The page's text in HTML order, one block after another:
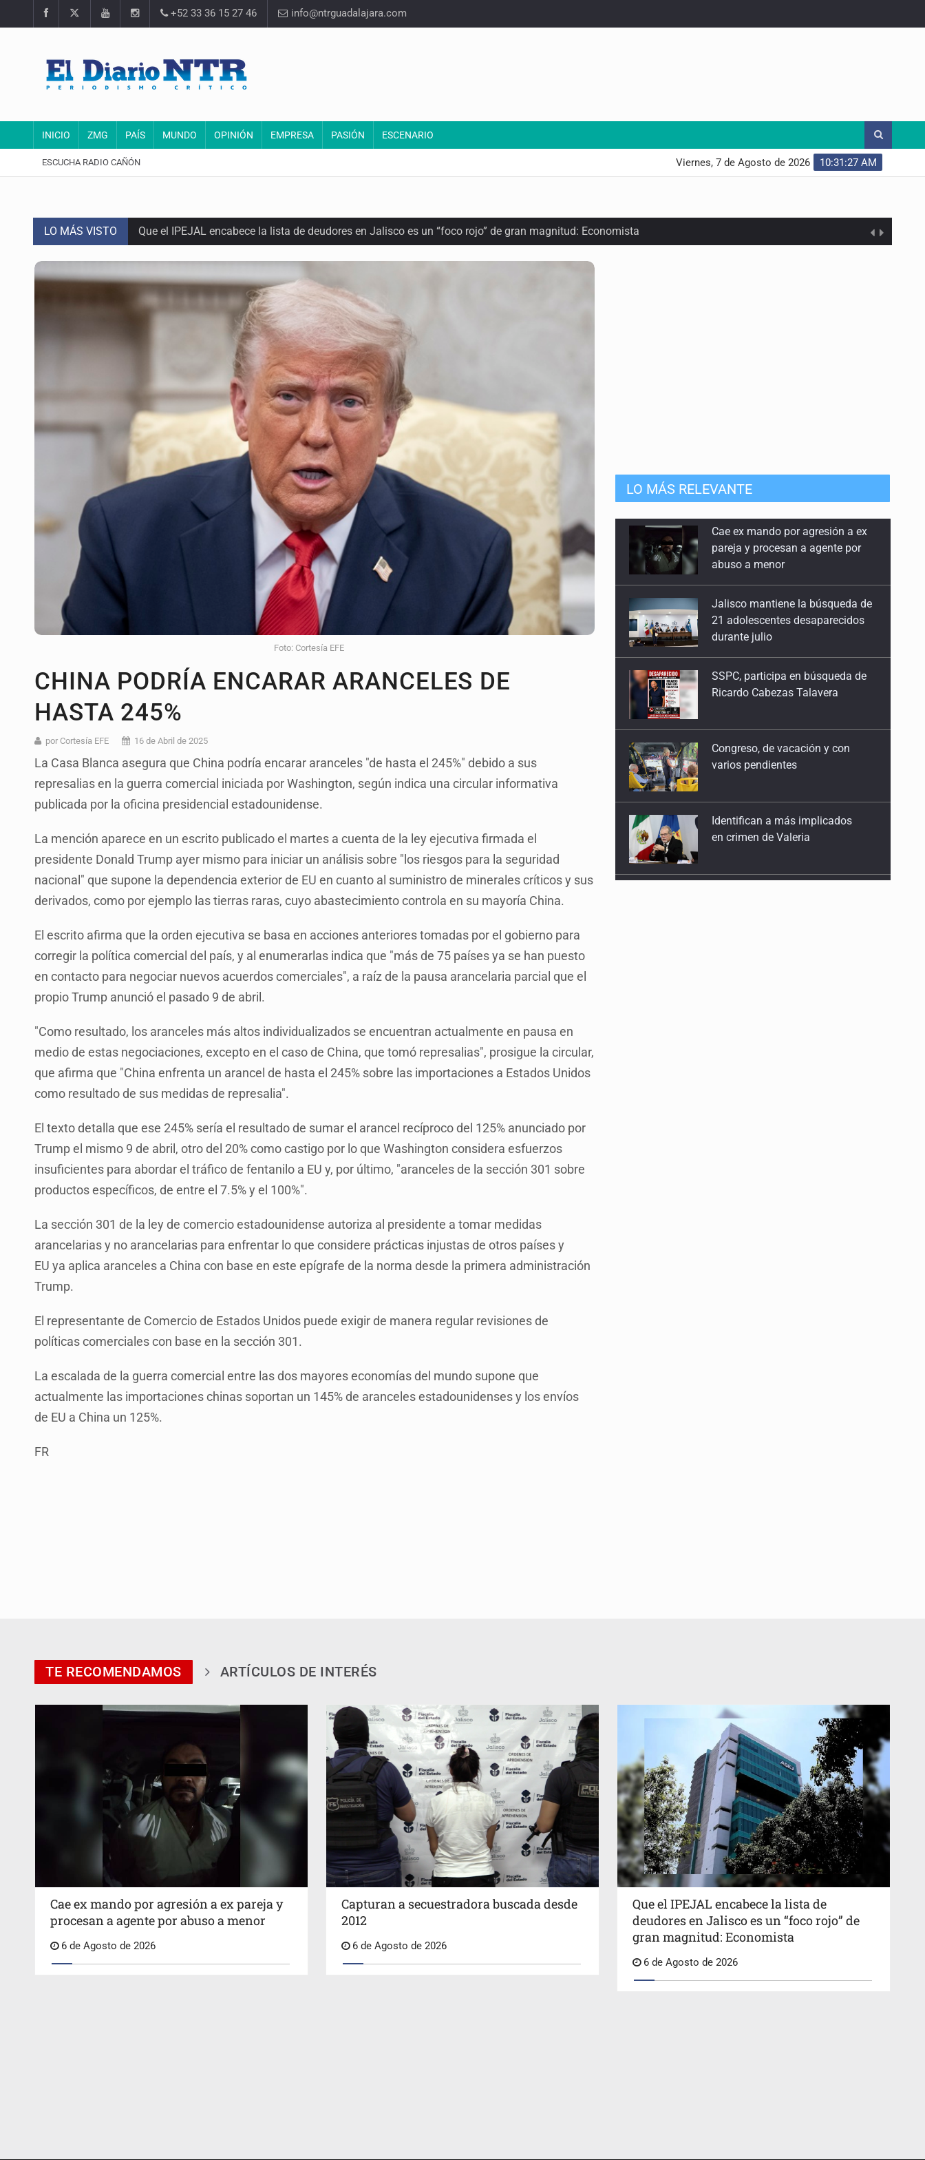
+52 33 36 15 27 46 info@ntrguadalajara.com
INICIO ZMG PAÍS MUNDO OPINIÓN EMPRESA PASIÓN ESCENARIO
ESCUCHA RADIO CAÑÓN 10:31:28 AM
Viernes, 7 de Agosto de 2026
LO MÁS VISTO Que el IPEJAL encabece la lista de deudores en Jalisco es un “foco rojo” de gran magnitud: Economista
Critican inoperancia de la ASEJ para recuperar fondos públicos
Catean centro de fraudes inmobiliarios en Zapopan
Ex policía es detenido por agresión y amenzas contra su pareja
Vecinos de Mirador de San Isidro denuncian tala; IJALVI lo niega
Reporta 627 acciones tras inundación en Balcones de Oblatos
SSPC, participa en búsqueda de Ricardo Cabezas Talavera
Proponen consulta popular por desarrollo de vivienda en Mirador de San Isidro
Identifican a más implicados en crimen de Valeria
Capturan a secuestradora buscada desde 2012
Foto: Cortesía EFE
CHINA PODRÍA ENCARAR ARANCELES DE
HASTA 245%
por Cortesía EFE 16 de Abril de 2025
La Casa Blanca asegura que China podría encarar aranceles "de hasta el 245%" debido a sus
represalias en la guerra comercial iniciada por Washington, según indica una circular informativa
publicada por la oficina presidencial estadounidense.
La mención aparece en un escrito publicado el martes a cuenta de la ley ejecutiva firmada el
presidente Donald Trump ayer mismo para iniciar un análisis sobre "los riesgos para la seguridad
nacional" que supone la dependencia exterior de EU en cuanto al suministro de minerales críticos y sus
derivados, como por ejemplo las tierras raras, cuyo abastecimiento controla en su mayoría China.
El escrito afirma que la orden ejecutiva se basa en acciones anteriores tomadas por el gobierno para
corregir la política comercial del país, y al enumerarlas indica que "más de 75 países ya se han puesto
en contacto para negociar nuevos acuerdos comerciales", a raíz de la pausa arancelaria parcial que el
propio Trump anunció el pasado 9 de abril.
"Como resultado, los aranceles más altos individualizados se encuentran actualmente en pausa en
medio de estas negociaciones, excepto en el caso de China, que tomó represalias", prosigue la circular,
que afirma que "China enfrenta un arancel de hasta el 245% sobre las importaciones a Estados Unidos
como resultado de sus medidas de represalia".
El texto detalla que ese 245% sería el resultado de sumar el arancel recíproco del 125% anunciado por
Trump el mismo 9 de abril, otro del 20% como castigo por lo que Washington considera esfuerzos
insuficientes para abordar el tráfico de fentanilo a EU y, por último, "aranceles de la sección 301 sobre
productos específicos, de entre el 7.5% y el 100%".
La sección 301 de la ley de comercio estadounidense autoriza al presidente a tomar medidas
arancelarias y no arancelarias para enfrentar lo que considere prácticas injustas de otros países y
EU ya aplica aranceles a China con base en este epígrafe de la norma desde la primera administración
Trump.
El representante de Comercio de Estados Unidos puede exigir de manera regular revisiones de
políticas comerciales con base en la sección 301.
La escalada de la guerra comercial entre las dos mayores economías del mundo supone que
actualmente las importaciones chinas soportan un 145% de aranceles estadounidenses y los envíos
de EU a China un 125%.
FR
LO MÁS RELEVANTE
Jalisco mantiene la búsqueda de
21 adolescentes desaparecidos
durante julio
SSPC, participa en búsqueda de
Ricardo Cabezas Talavera
Congreso, de vacación y con
varios pendientes
Identifican a más implicados
en crimen de Valeria
Capturan en Zapopan a
defraudador de paquetes
TE RECOMENDAMOS ARTÍCULOS DE INTERÉS
Cae ex mando por agresión a ex pareja y
procesan a agente por abuso a menor
6 de Agosto de 2026
Capturan a secuestradora buscada desde
2012
6 de Agosto de 2026
Que el IPEJAL encabece la lista de
deudores en Jalisco es un “foco rojo” de
gran magnitud: Economista
6 de Agosto de 2026